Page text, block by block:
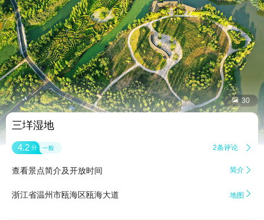
 30
三垟湿地
4.2 分 一般 2条评论 
查看景点简介及开放时间 简介 
浙江省温州市瓯海区瓯海大道 地图 
